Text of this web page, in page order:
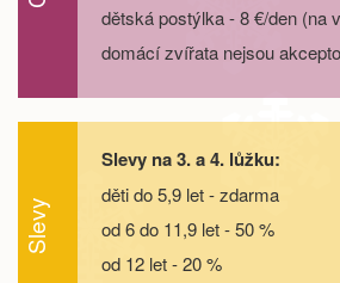
05.09. - 10.09.26 6 dní 9 300 Kč
05.09. - 12.09.26 8 dní
dětská postýlka - 8 €/den (na
domácí zvířata nejsou
Slevy
Slevy na 3. a 4. lůžku:
děti do 5,9 let - zdarma
od 6 do 11,9 let - 50 %
od 12 let - 20 %